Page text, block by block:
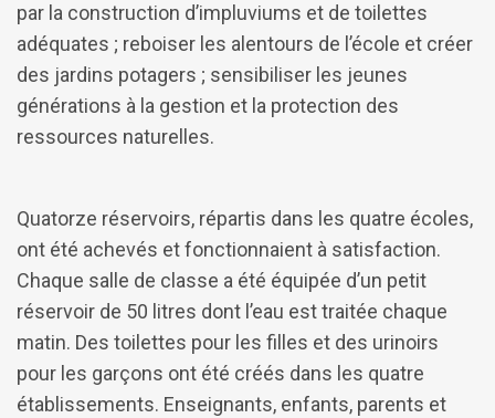
par la construction d’impluviums et de toilettes
adéquates ; reboiser les alentours de l’école et créer
des jardins potagers ; sensibiliser les jeunes
générations à la gestion et la protection des
ressources naturelles.
Quatorze réservoirs, répartis dans les quatre écoles,
ont été achevés et fonctionnaient à satisfaction.
Chaque salle de classe a été équipée d’un petit
réservoir de 50 litres dont l’eau est traitée chaque
matin. Des toilettes pour les filles et des urinoirs
pour les garçons ont été créés dans les quatre
établissements. Enseignants, enfants, parents et